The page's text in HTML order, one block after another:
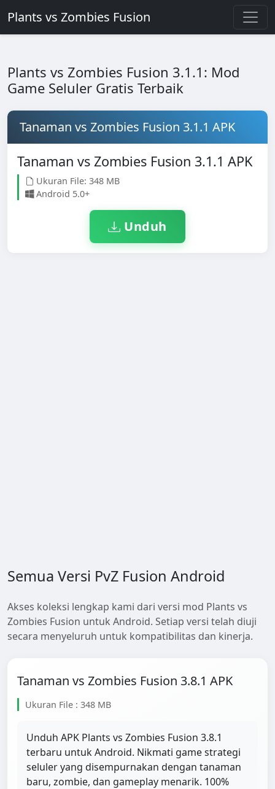
Plants vs Zombies Fusion
Plants vs Zombies Fusion 3.1.1: Mod
Game Seluler Gratis Terbaik
Tanaman vs Zombies Fusion 3.1.1 APK
Tanaman vs Zombies Fusion 3.1.1 APK
Ukuran File: 348 MB
Android 5.0+
Unduh
Semua Versi PvZ Fusion Android
Akses koleksi lengkap kami dari versi mod Plants vs
Zombies Fusion untuk Android. Setiap versi telah diuji
secara menyeluruh untuk kompatibilitas dan kinerja.
Tanaman vs Zombies Fusion 3.8.1 APK
Ukuran File : 348 MB
Unduh APK Plants vs Zombies Fusion 3.8.1
terbaru untuk Android. Nikmati game strategi
seluler yang disempurnakan dengan tanaman
baru, zombie, dan gameplay menarik. 100%